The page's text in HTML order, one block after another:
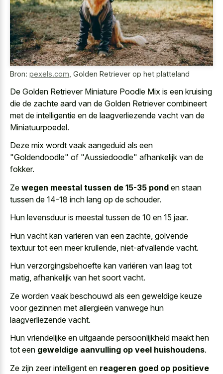
Bron: pexels.com Golden Retriever op het platteland
De Golden Retriever Miniature Poodle Mix is een kruising
die de zachte aard van de Golden Retriever combineert
met de intelligentie en de laagverliezende vacht van de
Miniatuurpoedel.
Deze mix wordt vaak aangeduid als een
"Goldendoodle" of "Aussiedoodle" afhankelijk van de
fokker.
Ze wegen meestal tussen de 15-35 pond en staan
tussen de 14-18 inch lang op de schouder.
Hun levensduur is meestal tussen de 10 en 15 jaar.
Hun vacht kan variëren van een zachte, golvende
textuur tot een meer krullende, niet-afvallende vacht.
Hun verzorgingsbehoefte kan variëren van laag tot
matig, afhankelijk van het soort vacht.
Ze worden vaak beschouwd als een geweldige keuze
voor gezinnen met allergieën vanwege hun
laagverliezende vacht.
Hun vriendelijke en uitgaande persoonlijkheid maakt hen
tot een geweldige aanvulling op veel huishoudens.
Ze zijn zeer intelligent en reageren goed op positieve